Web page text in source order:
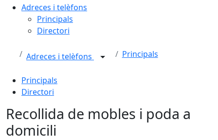
Adreces i telèfons
Principals
Directori
Adreces i telèfons Principals
Principals
Directori
Recollida de mobles i poda a
domicili